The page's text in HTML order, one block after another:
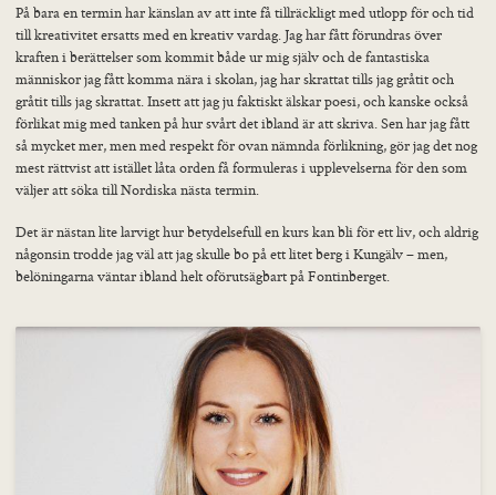
På bara en termin har känslan av att inte få tillräckligt med utlopp för och tid
till kreativitet ersatts med en kreativ vardag. Jag har fått förundras över
kraften i berättelser som kommit både ur mig själv och de fantastiska
människor jag fått komma nära i skolan, jag har skrattat tills jag gråtit och
gråtit tills jag skrattat. Insett att jag ju faktiskt älskar poesi, och kanske också
förlikat mig med tanken på hur svårt det ibland är att skriva. Sen har jag fått
så mycket mer, men med respekt för ovan nämnda förlikning, gör jag det nog
mest rättvist att istället låta orden få formuleras i upplevelserna för den som
väljer att söka till Nordiska nästa termin.
Det är nästan lite larvigt hur betydelsefull en kurs kan bli för ett liv, och aldrig
någonsin trodde jag väl att jag skulle bo på ett litet berg i Kungälv – men,
belöningarna väntar ibland helt oförutsägbart på Fontinberget.